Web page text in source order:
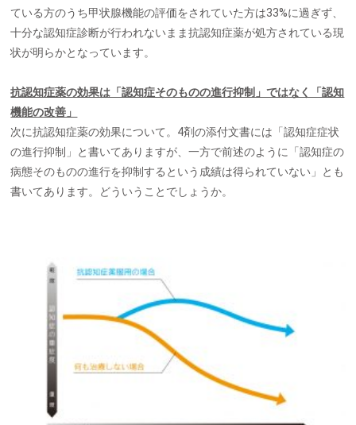
ている方のうち甲状腺機能の評価をされていた方は33%に過ぎず、
十分な認知症診断が行われないまま抗認知症薬が処方されている現
状が明らかとなっています。
抗認知症薬の効果は「認知症そのものの進行抑制」ではなく「認知
機能の改善」
次に抗認知症薬の効果について。4剤の添付文書には「認知症症状
の進行抑制」と書いてありますが、一方で前述のように「認知症の
病態そのものの進行を抑制するという成績は得られていない」とも
書いてあります。どういうことでしょうか。